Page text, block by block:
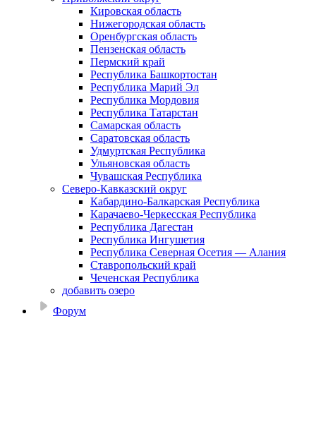
Кировская область
Нижегородская область
Оренбургская область
Пензенская область
Пермский край
Республика Башкортостан
Республика Марий Эл
Республика Мордовия
Республика Татарстан
Самарская область
Саратовская область
Удмуртская Республика
Ульяновская область
Чувашская Республика
Северо-Кавказский округ
Кабардино-Балкарская Республика
Карачаево-Черкесская Республика
Республика Дагестан
Республика Ингушетия
Республика Северная Осетия — Алания
Ставропольский край
Чеченская Республика
добавить озеро
Форум